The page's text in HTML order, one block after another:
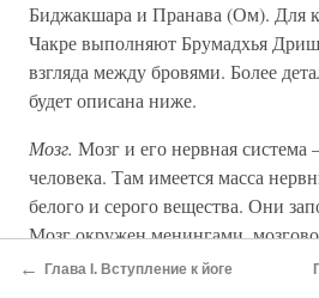
Биджакшара и Пранава (Ом). Для
Чакре выполняют Брумадхья
взгляда между бровями. Более
будет описана ниже.
Мозг. Мозг и его нервная система
человека. Там имеется масса
белого и серого вещества. Они
Мозг окружен менингами,
плотными сплетениями связан с
← Глава I. Вступление к йоге